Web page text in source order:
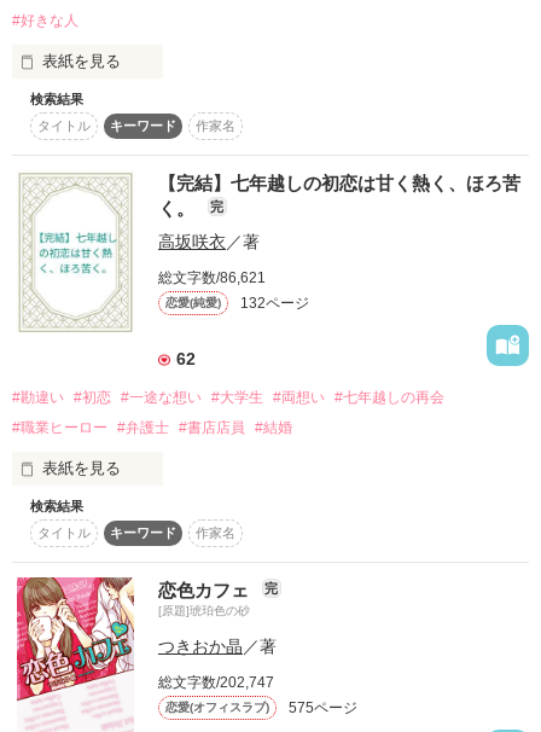
#好きな人
表紙を見る
どんなに離れていても
私の心はずっと
あなたのもの
結音さんへ
素敵なレビューありがとうございます。仕事中に見て、嬉しさ
後の活動の励みになります。ありがとうございました。
☆★くぅ♪★☆さん
レビューありがとうございます。作品に出合ってくださり、素
敵なレビュー、高評価、ありがとうございます。嬉しくて何度
も見ています。今後の力になりました。
sadsukgcさん
コメントやレビューありがとうございます。完結まで応援し支
えていただき本当に感謝しています。最後まで読んでいただけ
て嬉しいです！また別の作品でもお逢いできたら嬉しいです。
検索結果
タイトル
キーワード 作家名
【完結】七年越しの初恋は甘く熱く、ほろ苦
く。
完
高坂咲衣／著
総文字数/86,621
恋愛(純愛) 132ページ
62
#勘違い #初恋 #一途な想い #大学生 #両想い #七年越しの再会
#職業ヒーロー
#弁護士 #書店店員 #結婚
表紙を見る
「三国くん……好き」
私がずっと好きだった三国くんは、海外への留学が決まって
いた。　私は三国くんと会えなくなることがイヤだった。
だから私は、もうこれで最後だからと、三国くんに抱いてほ
しいとお願いした。
検索結果
タイトル
キーワード 作家名
恋色カフェ 完
[原題]琥珀色の砂
つきおか晶／著
総文字数/202,747
恋愛(オフィスラブ) 575ページ